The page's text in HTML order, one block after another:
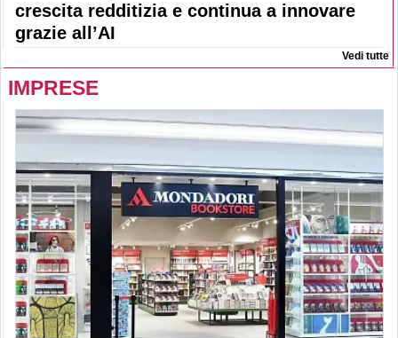
crescita redditizia e continua a innovare
grazie all’AI
Vedi tutte
IMPRESE